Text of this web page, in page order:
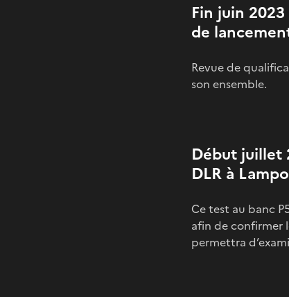
Fin juin
de
Revue de
son ensemble.
Début juillet
DLR à
Ce test au banc
afin de confirmer
permettra